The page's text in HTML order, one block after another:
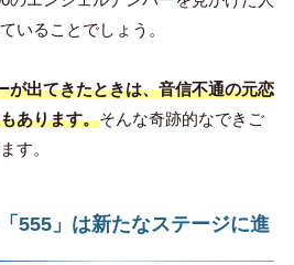
いることでしょう。
が出てきたときは、音信不通の元恋
あります。そんな奇跡的なできご
す。
555」は新たなステージに進